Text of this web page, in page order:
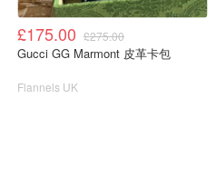
£175.00 £275.00
Gucci GG Marmont 皮革卡包
Flannels UK